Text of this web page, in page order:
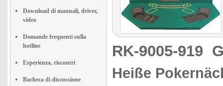
Download di manuali, driver,
video
Domande frequenti sulla
hotline
Esperienza, riscontri
Bacheca di discussione
RK-9005-919
Heiße